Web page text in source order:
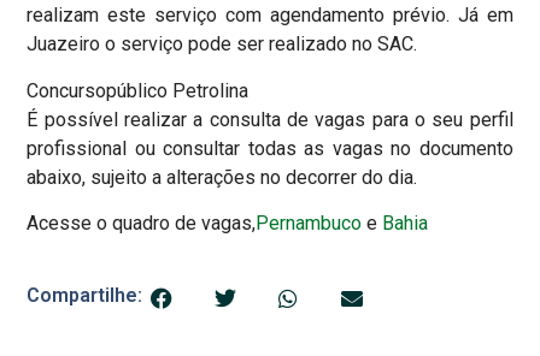
realizam este serviço com agendamento prévio. Já em
Juazeiro o serviço pode ser realizado no SAC.
Concursopúblico Petrolina
É possível realizar a consulta de vagas para o seu perfil
profissional ou consultar todas as vagas no documento
abaixo, sujeito a alterações no decorrer do dia.
Acesse o quadro de vagas,Pernambuco e Bahia
Compartilhe: